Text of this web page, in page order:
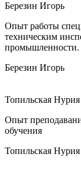
Березин Игорь
Опыт работы
техническим
промышленности.
Березин Игорь
Топильская Нурия
Опыт
обучения
Топильская Нурия